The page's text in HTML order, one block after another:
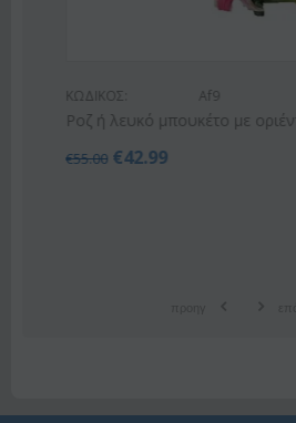
ΚΩΔΙΚΟΣ: Af9
Ροζ ή λευκό μπουκέτο με
55.00 € 42.99